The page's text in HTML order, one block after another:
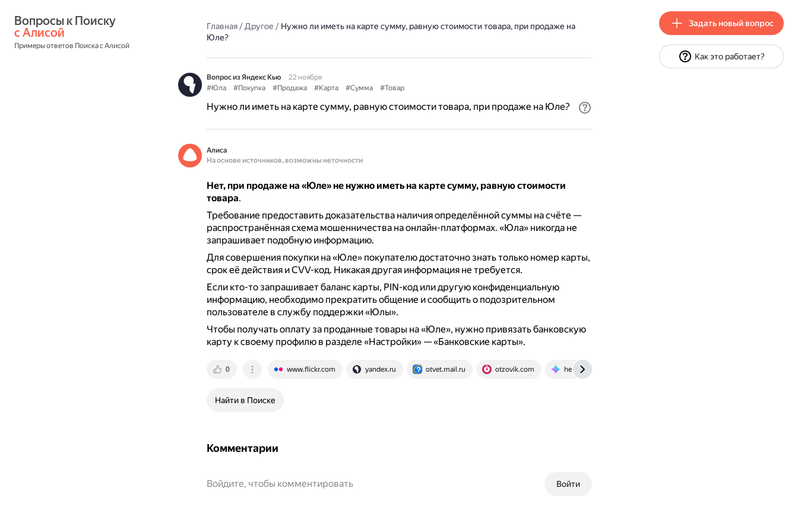
с Алисой
Примеры ответов Поиска с Алисой
Главная/Другое / Нужно ли иметь на карте сумму, равную стоимости товара, при продаже на
Юле?
Вопрос из Яндекс Кью
22 ноября
#Юла
#Покупка #Продажа #Карта #Сумма #Товар
Нужно ли иметь на карте сумму, равную стоимости товара, при продаже на Юле?
Алиса
На основе источников, возможны неточности
Нет, при продаже на «Юле» не нужно иметь на карте сумму, равную стоимости
товара.
Требование предоставить доказательства наличия определённой суммы на счёте —
распространённая схема мошенничества на онлайн-платформах. «Юла» никогда не
запрашивает подобную информацию.
Для совершения покупки на «Юле» покупателю достаточно знать только номер карты,
срок её действия и CVV-код. Никакая другая информация не требуется.
Если кто-то запрашивает баланс карты, PIN-код или другую конфиденциальную
информацию, необходимо прекратить общение и сообщить о подозрительном
пользователе в службу поддержки «Юлы».
Чтобы получать оплату за проданные товары на «Юле», нужно привязать банковскую
карту к своему профилю в разделе «Настройки» — «Банковские карты».
0 www.flickr.com yandex.ru otvet.mail.ru otzovik.com help.youla.ru
Найти в Поиске
Комментарии
Войти
Войдите, чтобы комментировать
Задать новый вопрос
Как это работает?